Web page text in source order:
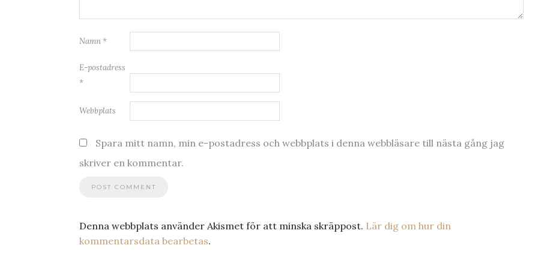
Namn *
E-postadress
*
Webbplats
Spara mitt namn, min e-postadress och webbplats i denna webbläsare till nästa gång jag
skriver en kommentar.
Denna webbplats använder Akismet för att minska skräppost. Lär dig om hur din
kommentarsdata bearbetas.